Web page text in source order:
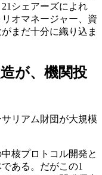
シェアーズによれ
オマネージャー、資
まだ十分に織り込ま
が、機関投
リアム財団が大規模
核プロトコル開発と
ある。だがこの1